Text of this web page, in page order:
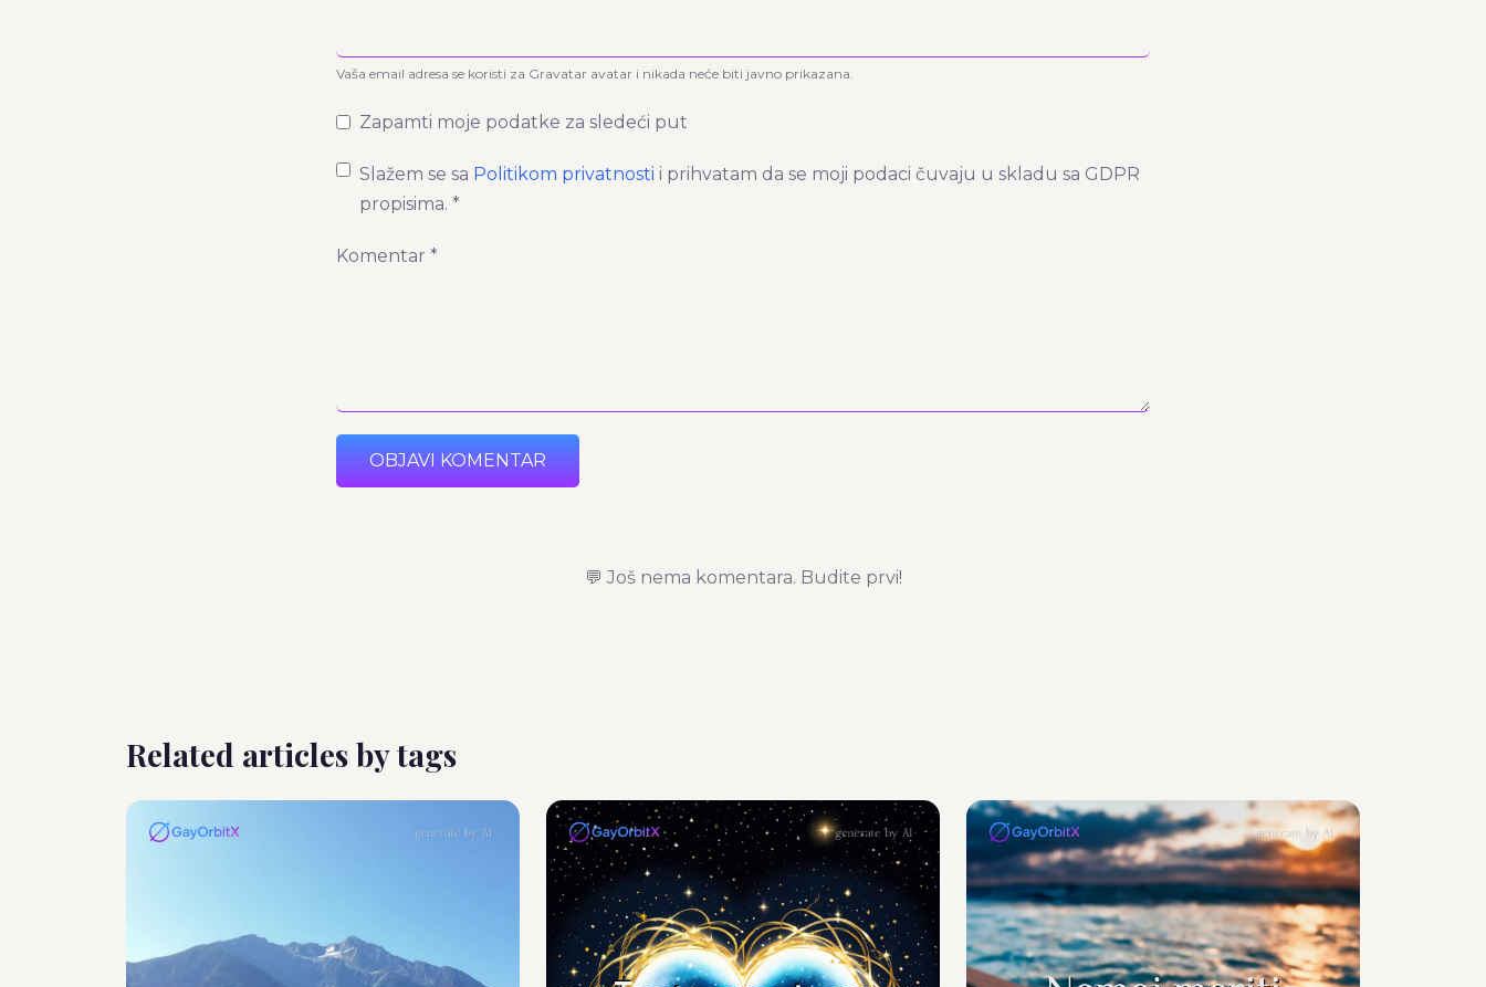
Vaša email adresa se koristi za Gravatar avatar i nikada neće biti javno prikazana.
Zapamti moje podatke za sledeći put
Slažem se sa Politikom privatnosti i prihvatam da se moji podaci čuvaju u skladu sa GDPR
propisima. *
Komentar *
OBJAVI KOMENTAR
💬 Još nema komentara. Budite prvi!
Related articles by tags